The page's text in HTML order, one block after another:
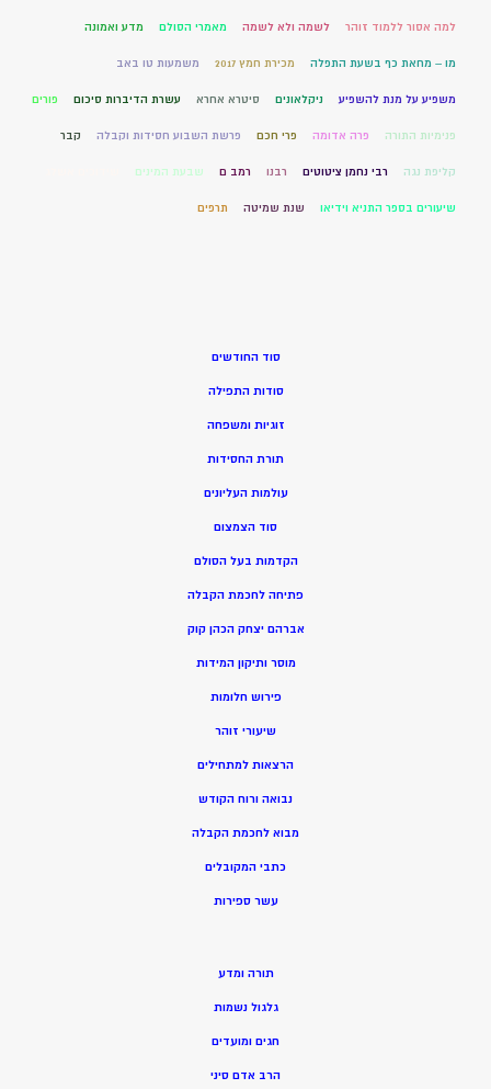
למה אסור ללמוד זוהר לשמה ולא לשמה מאמרי הסולם מדע ואמונה
מו – מחאת כף בשעת התפלה מכירת חמץ 2017 משמעות טו באב
משפיע על מנת להשפיע ניקלאונים סיטרא אחרא עשרת הדיברות סיכום פורים
פנימיות התורה פרה אדומה פרי חכם פרשת השבוע חסידות וקבלה קבר
קליפת נגה רבי נחמן ציטוטים רבנו רמב ם שבעת המינים
שיעורים בספר התניא וידיאו שנת שמיטה תרפים
סוד החודשים
סודות התפילה
זוגיות ומשפחה
תורת החסידות
עולמות העליונים
סוד הצמצום
הקדמות בעל הסולם
פתיחה לחכמת הקבלה
אברהם יצחק הכהן קוק
מוסר ותיקון המידות
פירוש חלומות
שיעורי זוהר
הרצאות למתחילים
נבואה ורוח הקודש
מבוא לחכמת הקבלה
כתבי המקובלים
עשר ספירות
תורה ומדע
גלגול נשמות
חגים ומועדים
הרב אדם סיני